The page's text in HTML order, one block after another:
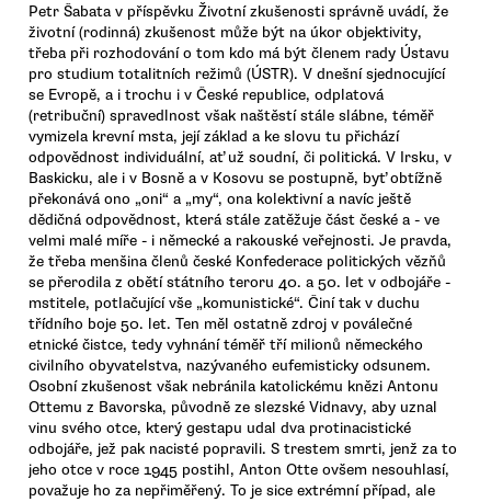
Petr Šabata v příspěvku Životní zkušenosti správně uvádí, že
životní (rodinná) zkušenost může být na úkor objektivity,
třeba při rozhodování o tom kdo má být členem rady Ústavu
pro studium totalitních režimů (ÚSTR). V dnešní sjednocující
se Evropě, a i trochu i v České republice, odplatová
(retribuční) spravedlnost však naštěstí stále slábne, téměř
vymizela krevní msta, její základ a ke slovu tu přichází
odpovědnost individuální, ať už soudní, či politická. V Irsku, v
Baskicku, ale i v Bosně a v Kosovu se postupně, byť obtížně
překonává ono „oni“ a „my“, ona kolektivní a navíc ještě
dědičná odpovědnost, která stále zatěžuje část české a - ve
velmi malé míře - i německé a rakouské veřejnosti. Je pravda,
že třeba menšina členů české Konfederace politických vězňů
se přerodila z obětí státního teroru 40. a 50. let v odbojáře -
mstitele, potlačující vše „komunistické“. Činí tak v duchu
třídního boje 50. let. Ten měl ostatně zdroj v poválečné
etnické čistce, tedy vyhnání téměř tří milionů německého
civilního obyvatelstva, nazývaného eufemisticky odsunem.
Osobní zkušenost však nebránila katolickému knězi Antonu
Ottemu z Bavorska, původně ze slezské Vidnavy, aby uznal
vinu svého otce, který gestapu udal dva protinacistické
odbojáře, jež pak nacisté popravili. S trestem smrti, jenž za to
jeho otce v roce 1945 postihl, Anton Otte ovšem nesouhlasí,
považuje ho za nepřiměřený. To je sice extrémní případ, ale